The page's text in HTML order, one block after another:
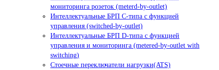
мониторинга розеток (meterd-by-outlet)
Интеллектуальные БРП C-типа с функцией
управления (switched-by-outlet)
Интеллектуальные БРП D-типа с функцией
управления и мониторинга (metered-by-outlet with
switching)
Стоечные переключатели нагрузки(ATS)